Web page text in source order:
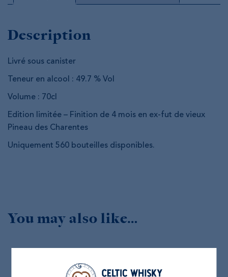
Description
Livré sous canister
Teneur en alcool : 49.7 % Vol
Volume : 70cl
Edition limitée – Finition de 4 mois en ex-fut de vieux
Pineau des Charentes
Uniquement 560 bouteilles disponibles.
You may also like…